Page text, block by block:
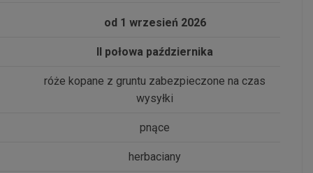
od 1 wrzesień 2026
II połowa października
róże kopane z gruntu zabezpieczone na czas
wysyłki
pnące
herbaciany